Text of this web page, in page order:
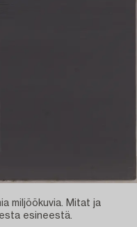
miljöökuvia. Mitat ja
esineestä.